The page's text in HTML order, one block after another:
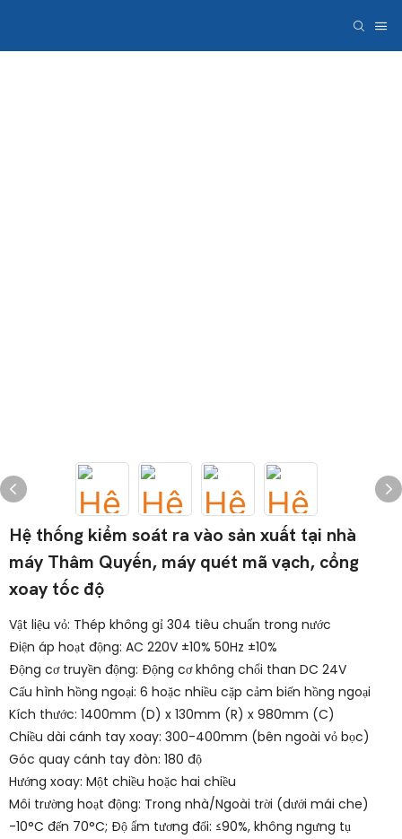
Hệ thống kiểm soát ra vào sản xuất tại nhà
máy Thâm Quyến, máy quét mã vạch, cổng
xoay tốc độ
Vật liệu vỏ: Thép không gỉ 304 tiêu chuẩn trong nước
Điện áp hoạt động: AC 220V ±10% 50Hz ±10%
Động cơ truyền động: Động cơ không chổi than DC 24V
Cấu hình hồng ngoại: 6 hoặc nhiều cặp cảm biến hồng ngoại
Kích thước: 1400mm (D) x 130mm (R) x 980mm (C)
Chiều dài cánh tay xoay: 300-400mm (bên ngoài vỏ bọc)
Góc quay cánh tay đòn: 180 độ
Hướng xoay: Một chiều hoặc hai chiều
Môi trường hoạt động: Trong nhà/Ngoài trời (dưới mái che)
-10°C đến 70°C; Độ ẩm tương đối: ≤90%, không ngưng tụ